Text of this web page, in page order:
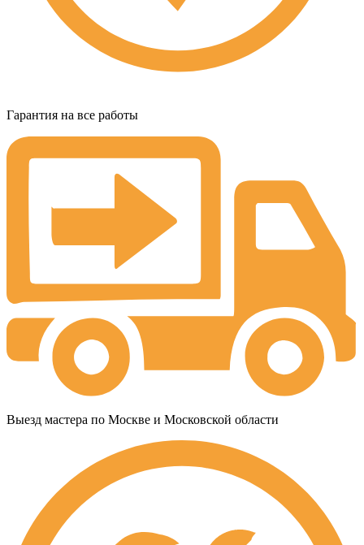
Гарантия на все работы
Выезд мастера по Москве и Московской области